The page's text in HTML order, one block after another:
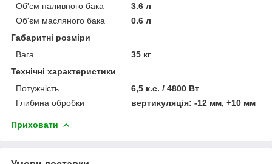
Об'єм паливного бака
3.6 л
Об'єм масляного бака
0.6 л
Габаритні розміри
Вага
35 кг
Технічні характеристики
Потужність
6,5 к.с. / 4800 Вт
Глибина обробки
вертикуляція: -12 мм, +10 мм
Приховати